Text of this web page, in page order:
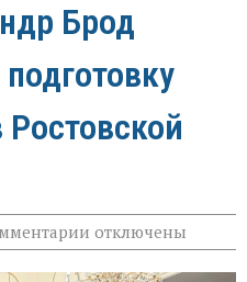
Брод
к
записи
Эксперт
отключены